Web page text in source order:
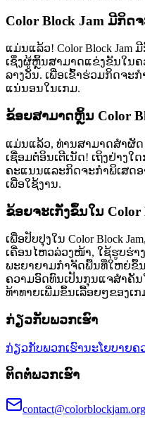
Color Block Jam ມີກິດ
ແມ່ນແລ້ວ! Color Block Jam
ເຊິ່ງຜູ້ຫຼິ້ນສາມາດແຂ່ງຂັນໃນຄ
ລາງວັນ. ເພື່ອເຂົ້າຮ່ວມກິດຈະ
ແນ່ນອນໃນເກມ.
ຂ້ອຍສາມາດຫຼິ້ນ Color
ແມ່ນແລ້ວ, ທ່ານສາມາດສຳຜັດ
ເຊື່ອມຕໍ່ອິນເຕີເນັດ! ເຖິງຢ່າງ
ຄະແນນແລະກິດຈະກຳພິເສດອ
ເພື່ອໃຊ້ງານ.
ຂ້ອຍຈະເກັ່ງຂຶ້ນໃນ Color
ເພື່ອປັບປຸງໃນ Color Block
ເຄື່ອນໄຫວລ່ວງໜ້າ, ໃຊ້ຮູບຮ່າ
ພະຍາຍາມກຳຈັດພື້ນທີ່ໃຫຍ່ຂຶ້
ຄວາມອົດທົນເປັນກຸນແຈສຳຄັ
ທ້າທາຍເພີ່ມຂຶ້ນເລື້ອຍໆຂອງເກ
ກ່ຽວກັບພວກເຮົາ
ກ່ຽວກັບພວກເຮົານະໂຍບາຍຄ
ຕິດຕໍ່ພວກເຮົາ
contact@colorblockjam.org